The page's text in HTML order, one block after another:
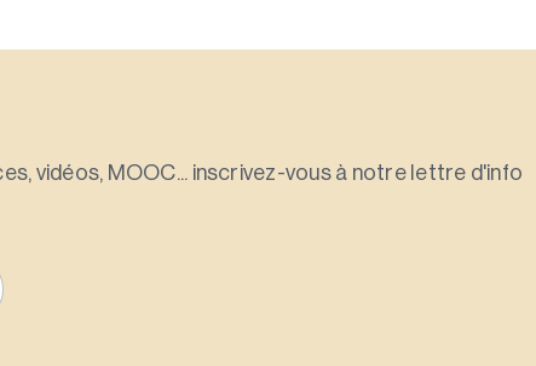
vidéos, MOOC... inscrivez-vous à notre lettre d'info